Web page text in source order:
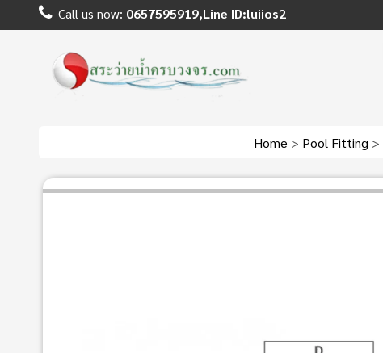
Call us now: 0657595919,Line ID:luiios2
Home > Pool Fitting >